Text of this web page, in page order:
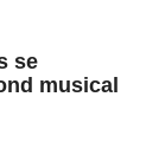
se
musical